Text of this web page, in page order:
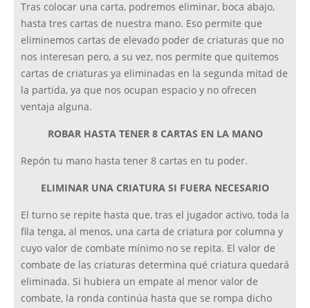
Tras colocar una carta, podremos eliminar, boca abajo,
hasta tres cartas de nuestra mano. Eso permite que
eliminemos cartas de elevado poder de criaturas que no
nos interesan pero, a su vez, nos permite que quitemos
cartas de criaturas ya eliminadas en la segunda mitad de
la partida, ya que nos ocupan espacio y no ofrecen
ventaja alguna.
ROBAR HASTA TENER 8 CARTAS EN LA MANO
Repón tu mano hasta tener 8 cartas en tu poder.
ELIMINAR UNA CRIATURA SI FUERA NECESARIO
El turno se repite hasta que, tras el jugador activo, toda la
fila tenga, al menos, una carta de criatura por columna y
cuyo valor de combate mínimo no se repita. El valor de
combate de las criaturas determina qué criatura quedará
eliminada. Si hubiera un empate al menor valor de
combate, la ronda continúa hasta que se rompa dicho